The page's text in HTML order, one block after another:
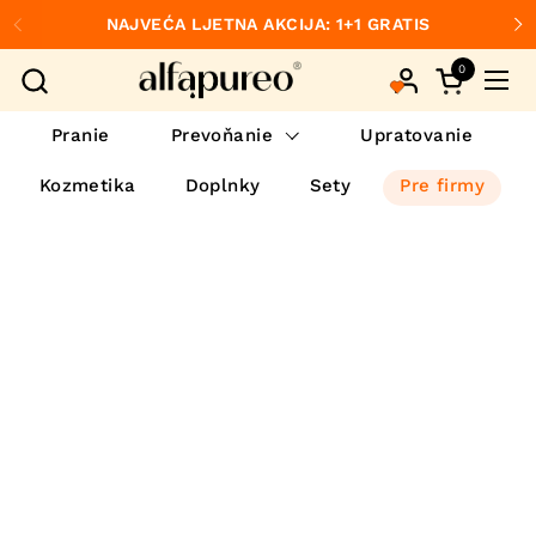
Preskočiť na obsah
Predchádzajúce
NAJVEĆA LJETNA AKCIJA: 1+1 GRATIS
Otvorte
0
Pranie Prevoňanie Upratovanie
Kozmetika Doplnky Sety Pre firmy